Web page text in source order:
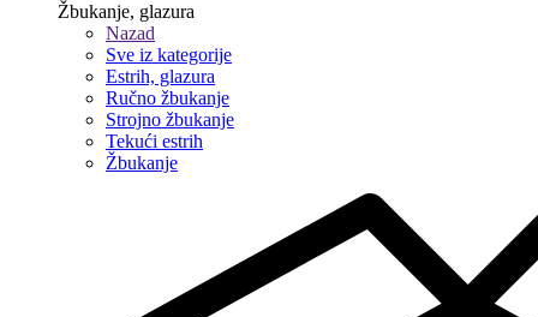
Žbukanje, glazura
Nazad
Sve iz kategorije
Estrih, glazura
Ručno žbukanje
Strojno žbukanje
Tekući estrih
Žbukanje